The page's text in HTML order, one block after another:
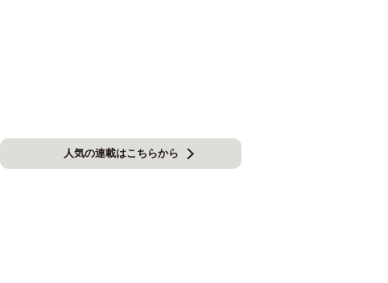
人気の連載はこちらから